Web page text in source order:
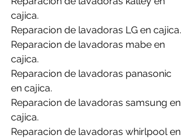
cajica.
Reparacion de lavadoras LG en cajica.
Reparacion de lavadoras mabe en
cajica.
Reparacion de lavadoras panasonic
en cajica.
Reparacion de lavadoras samsung en
cajica.
Reparacion de lavadoras whirlpool en